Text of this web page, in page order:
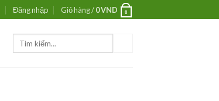
Đăng nhập Giỏ hàng /0VND 0